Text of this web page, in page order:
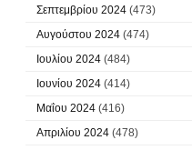
Σεπτεμβρίου 2024 (473)
Αυγούστου 2024 (474)
Ιουλίου 2024 (484)
Ιουνίου 2024 (414)
Μαΐου 2024 (416)
Απριλίου 2024 (478)